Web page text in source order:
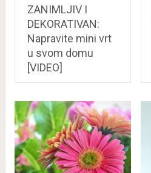
ZANIMLJIV I
DEKORATIVAN:
Napravite mini vrt
u svom domu
[VIDEO]